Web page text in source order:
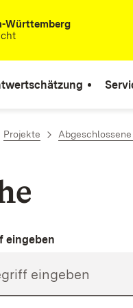
Württemberg
Projekte
eingeben